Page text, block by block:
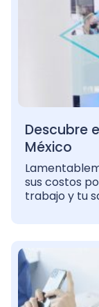
Descubre
México
sus costos
trabajo y tu